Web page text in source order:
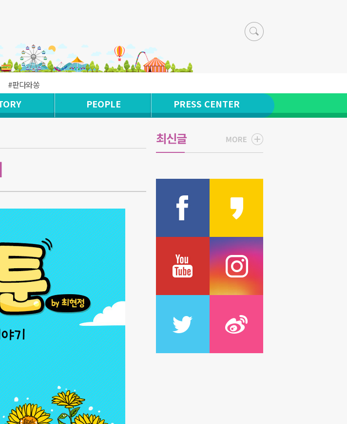
#판다와쏭
PEOPLE PRESS CENTER
최신글